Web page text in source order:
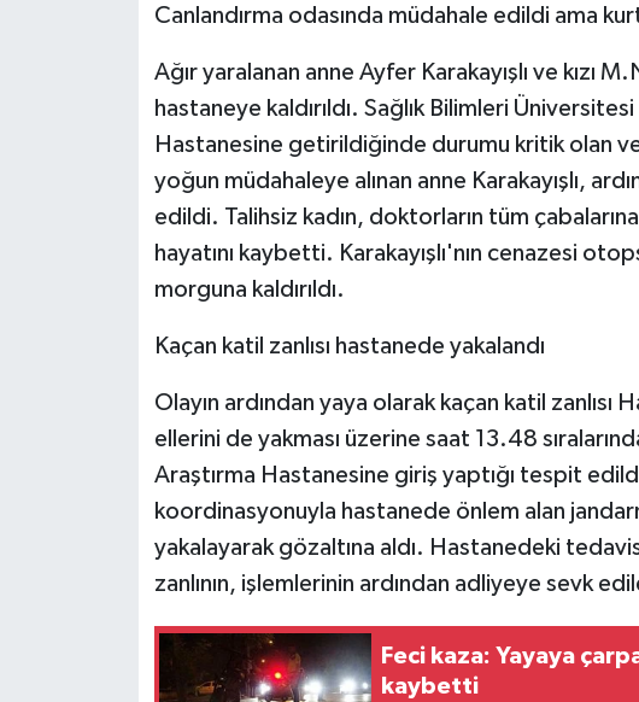
Canlandırma odasında müdahale edildi ama
Ağır yaralanan anne Ayfer Karakayışlı ve kızı
hastaneye kaldırıldı. Sağlık Bilimleri
Hastanesine getirildiğinde durumu kritik olan
yoğun müdahaleye alınan anne Karakayışlı,
edildi. Talihsiz kadın, doktorların tüm
hayatını kaybetti. Karakayışlı'nın cenazesi
morguna kaldırıldı.
Kaçan katil zanlısı hastanede yakalandı
Olayın ardından yaya olarak kaçan katil zanlısı
ellerini de yakması üzerine saat 13.48
Araştırma Hastanesine giriş yaptığı tespit
koordinasyonuyla hastanede önlem alan
yakalayarak gözaltına aldı. Hastanedeki
zanlının, işlemlerinin ardından adliyeye sevk
Feci kaza: Yayaya
kaybetti